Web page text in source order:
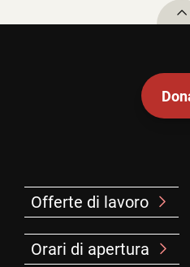
Offerte di lavoro
Orari di apertura